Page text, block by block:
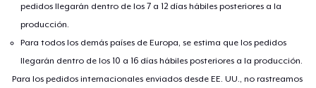
pedidos llegarán dentro de los 7 a 12 días hábiles posteriores a la
producción.
Para todos los demás países de Europa, se estima que los pedidos
llegarán dentro de los 10 a 16 días hábiles posteriores a la producción.
Para los pedidos internacionales enviados desde EE. UU., no rastreamos